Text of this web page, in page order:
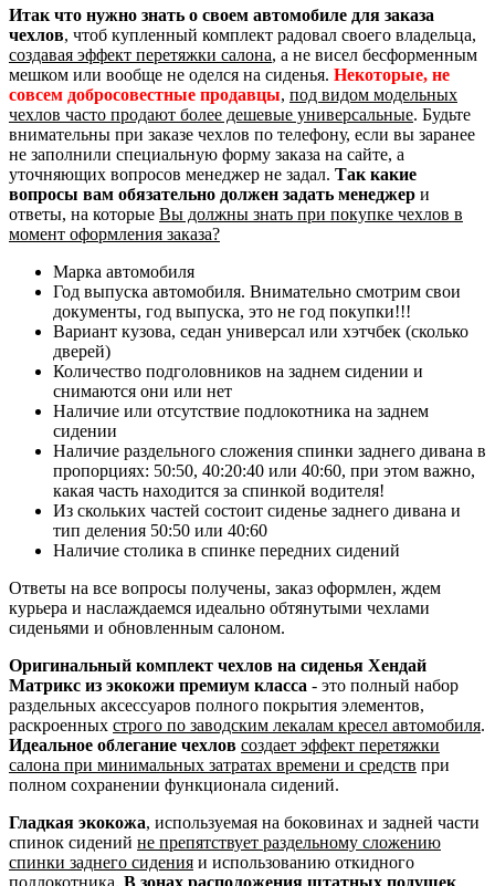
Итак что нужно знать о своем автомобиле для заказа
чехлов, чтоб купленный комплект радовал своего владельца,
создавая эффект перетяжки салона, а не висел бесформенным
мешком или вообще не оделся на сиденья. Некоторые, не
совсем добросовестные продавцы, под видом модельных
чехлов часто продают более дешевые универсальные. Будьте
внимательны при заказе чехлов по телефону, если вы заранее
не заполнили специальную форму заказа на сайте, а
уточняющих вопросов менеджер не задал. Так какие
вопросы вам обязательно должен задать менеджер и
ответы, на которые Вы должны знать при покупке чехлов в
момент оформления заказа?
Марка автомобиля
Год выпуска автомобиля. Внимательно смотрим свои
документы, год выпуска, это не год покупки!!!
Вариант кузова, седан универсал или хэтчбек (сколько
дверей)
Количество подголовников на заднем сидении и
снимаются они или нет
Наличие или отсутствие подлокотника на заднем
сидении
Наличие раздельного сложения спинки заднего дивана в
пропорциях: 50:50, 40:20:40 или 40:60, при этом важно,
какая часть находится за спинкой водителя!
Из скольких частей состоит сиденье заднего дивана и
тип деления 50:50 или 40:60
Наличие столика в спинке передних сидений
Ответы на все вопросы получены, заказ оформлен, ждем
курьера и наслаждаемся идеально обтянутыми чехлами
сиденьями и обновленным салоном.
Оригинальный комплект чехлов на сиденья Хендай
Матрикс из экокожи премиум класса - это полный набор
раздельных аксессуаров полного покрытия элементов,
раскроенных строго по заводским лекалам кресел автомобиля.
Идеальное облегание чехлов создает эффект перетяжки
салона при минимальных затратах времени и средств при
полном сохранении функционала сидений.
Гладкая экокожа, используемая на боковинах и задней части
спинок сидений не препятствует раздельному сложению
спинки заднего сидения и использованию откидного
подлокотника. В зонах расположения штатных подушек